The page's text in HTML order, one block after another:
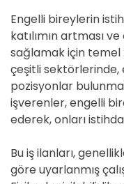
Engelli bireylerin
katılımın artması
sağlamak için temel
çeşitli sektörlerinde,
pozisyonlar
işverenler, engelli
ederek, onları
Bu iş ilanları,
göre uyarlanmış